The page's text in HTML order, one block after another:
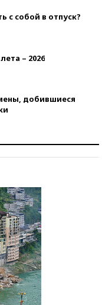
с собой в отпуск?
– 2026
добившиеся